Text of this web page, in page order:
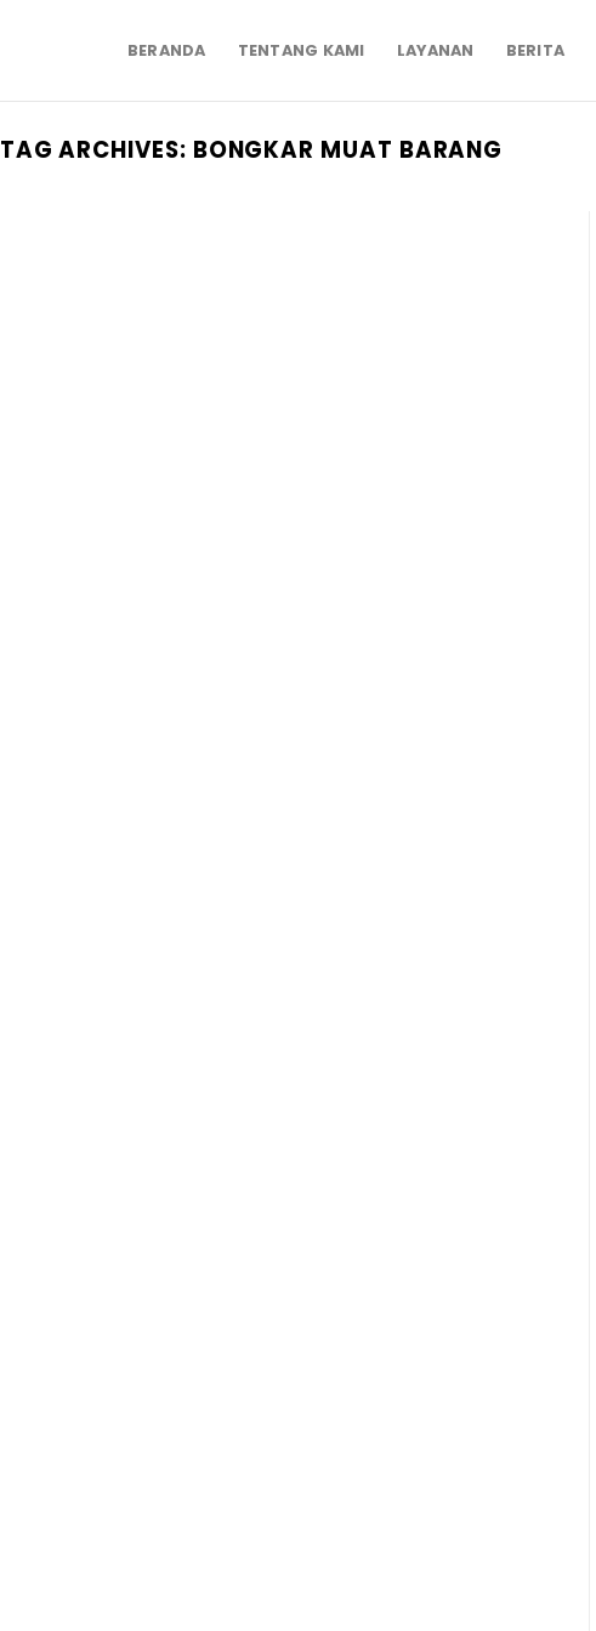
BERANDA TENTANG KAMI LAYANAN BERITA
TAG ARCHIVES: BONGKAR MUAT BARANG